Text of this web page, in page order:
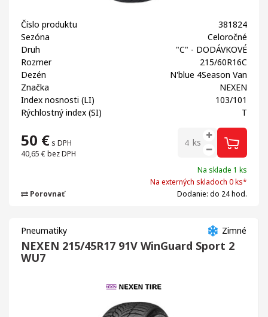
Číslo produktu
381824
Sezóna
Celoročné
Druh
"C" - DODÁVKOVÉ
Rozmer
215/60R16C
Dezén
N'blue 4Season Van
Značka
NEXEN
Index nosnosti (LI)
103/101
Rýchlostný index (SI)
T
50 € s DPH
40,65 € bez DPH
ks
Na sklade 1 ks
Na externých skladoch 0 ks*
Dodanie: do 24 hod.
Porovnať
Zimné
Pneumatiky
NEXEN 215/45R17 91V WinGuard Sport 2
WU7